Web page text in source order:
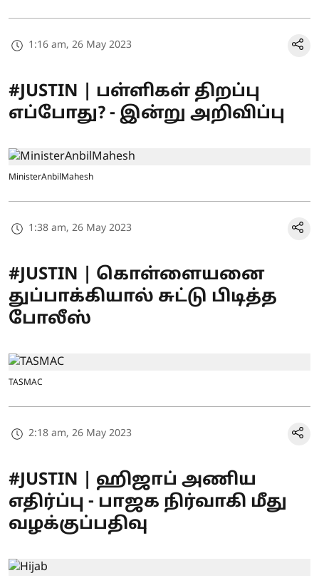
1:16 am, 26 May 2023
#JUSTIN | பள்ளிகள் திறப்பு
எப்போது? - இன்று அறிவிப்பு
MinisterAnbilMahesh
1:38 am, 26 May 2023
#JUSTIN | கொள்ளையனை
துப்பாக்கியால் சுட்டு பிடித்த
போலீஸ்
TASMAC
2:18 am, 26 May 2023
#JUSTIN | ஹிஜாப் அணிய
எதிர்ப்பு - பாஜக நிர்வாகி மீது
வழக்குப்பதிவு